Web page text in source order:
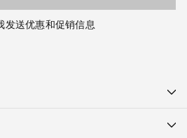
发送优惠和促销信息